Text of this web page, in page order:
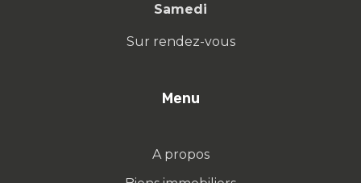
Samedi
Sur rendez-vous
Menu
A propos